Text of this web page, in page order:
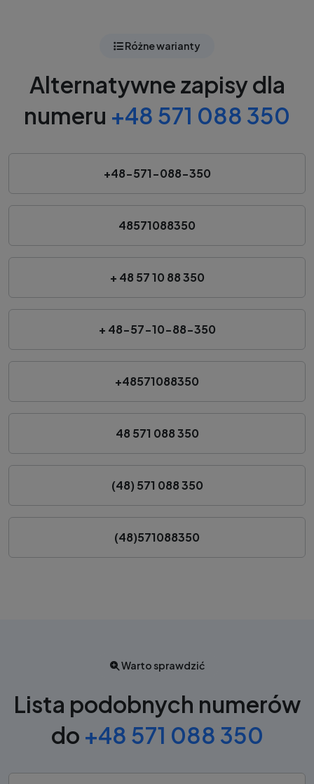
Różne warianty
Alternatywne zapisy dla
numeru +48 571 088 350
+48-571-088-350
48571088350
+ 48 57 10 88 350
+ 48-57-10-88-350
+48571088350
48 571 088 350
(48) 571 088 350
(48)571088350
Warto sprawdzić
Lista podobnych numerów
do +48 571 088 350